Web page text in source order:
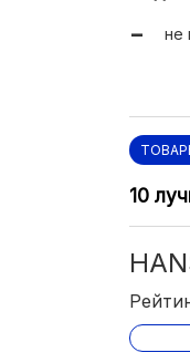
не
10